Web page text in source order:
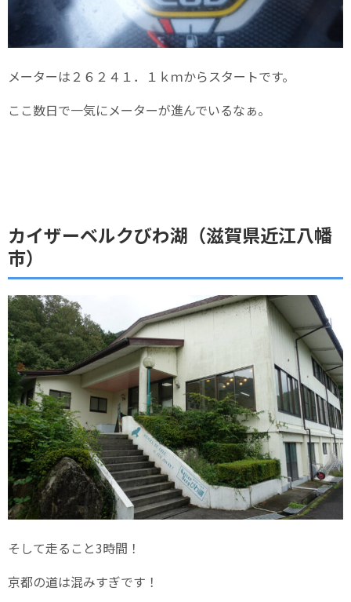
メーターは２６２４１．１ｋｍからスタートです。
ここ数日で一気にメーターが進んでいるなぁ。
カイザーベルクびわ湖（滋賀県近江八幡
市）
そして走ること3時間！
京都の道は混みすぎです！